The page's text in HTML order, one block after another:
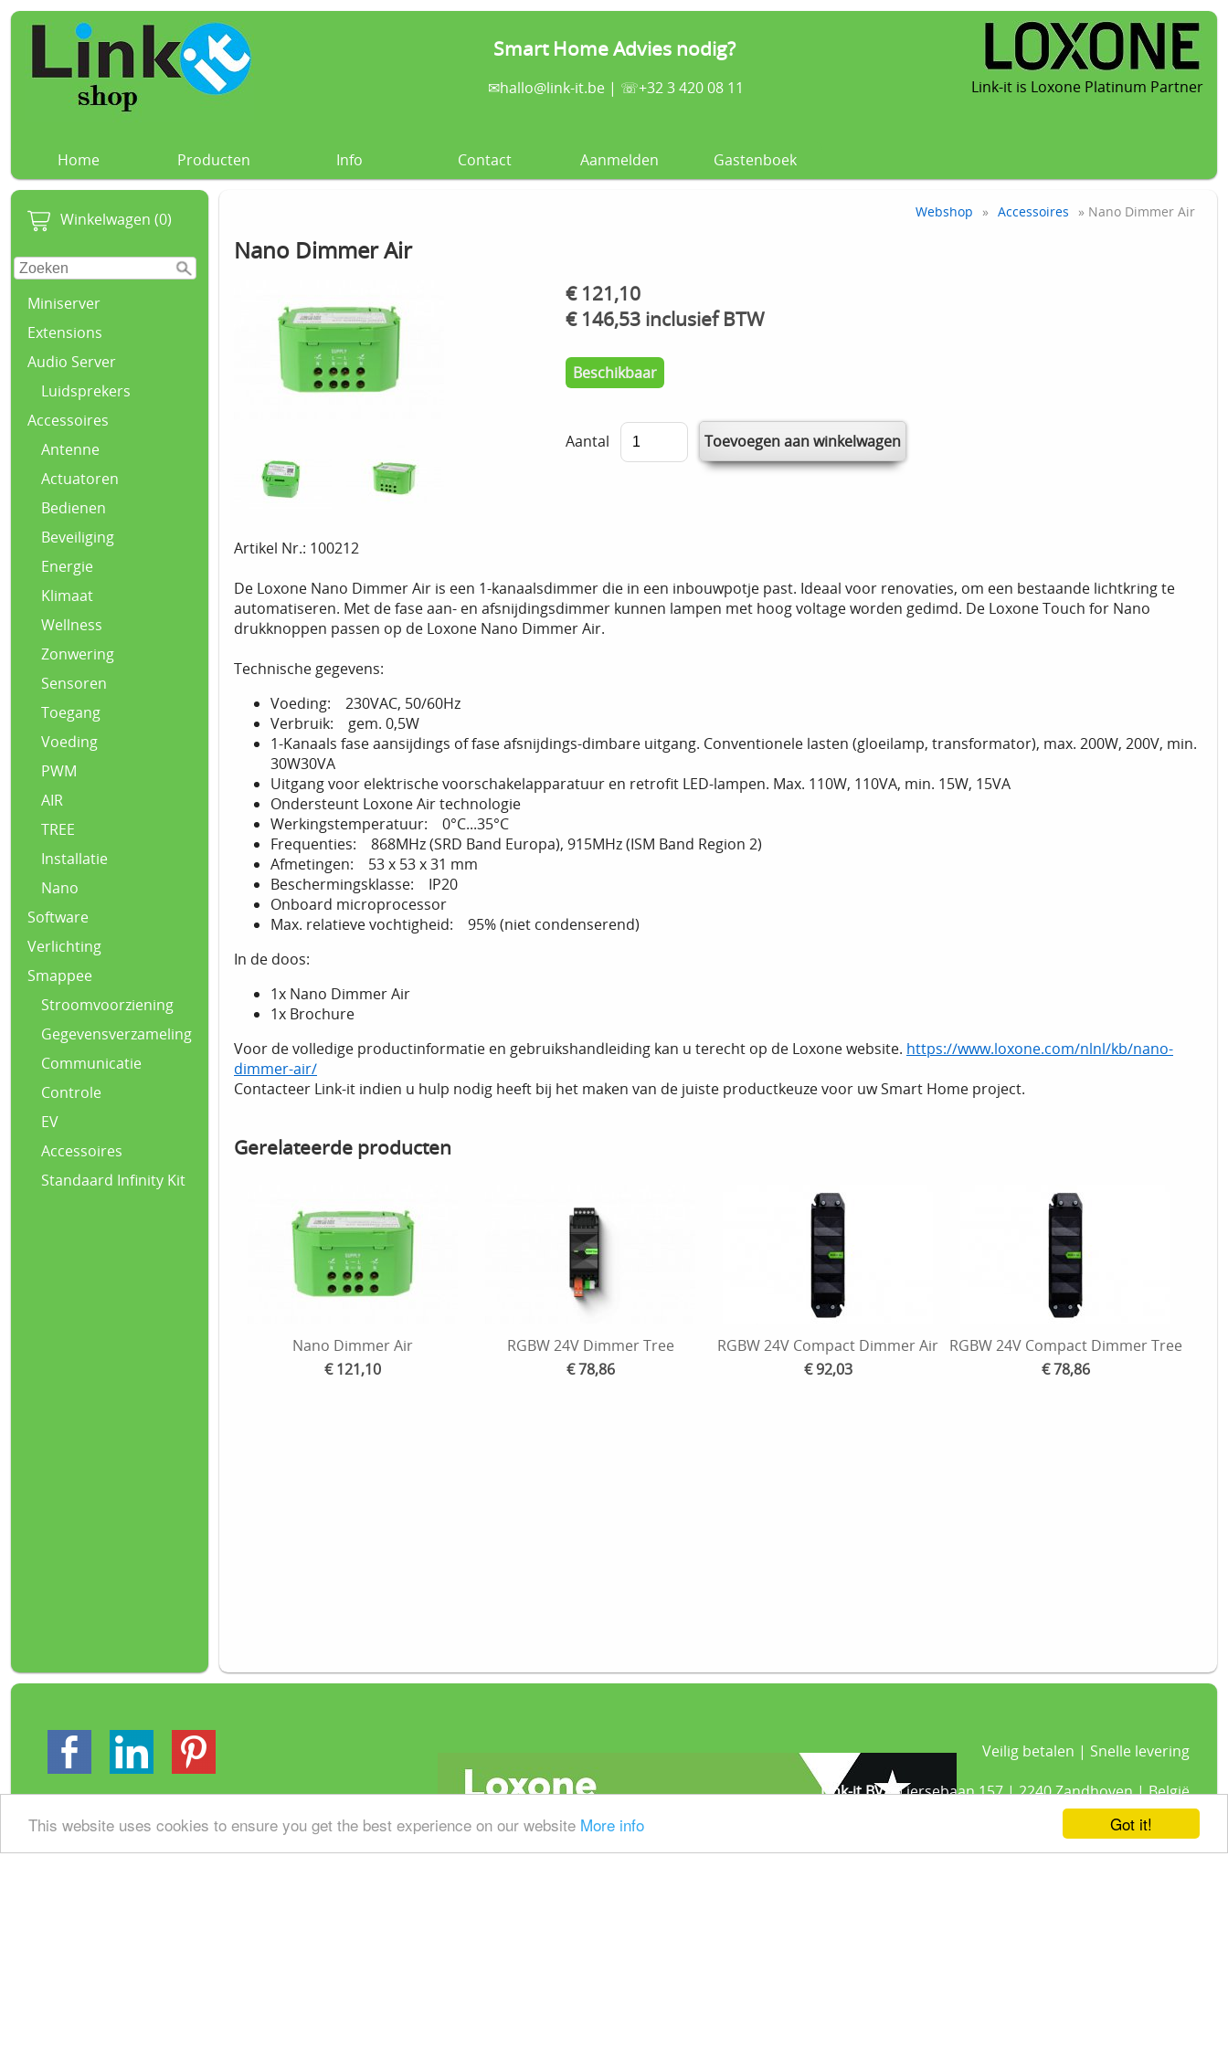
Got it!
This website uses cookies to ensure you get the best experience on our website More info
Smart Home Advies nodig?
✉hallo@link-it.be | ☏+32 3 420 08 11 Link-it is Loxone Platinum Partner
Home Producten Info Contact Aanmelden Gastenboek
Winkelwagen (0)
Miniserver
Extensions
Audio Server
Luidsprekers
Accessoires
Antenne
Actuatoren
Bedienen
Beveiliging
Energie
Klimaat
Wellness
Zonwering
Sensoren
Toegang
Voeding
PWM
AIR
TREE
Installatie
Nano
Software
Verlichting
Smappee
Stroomvoorziening
Gegevensverzameling
Communicatie
Controle
EV
Accessoires
Standaard Infinity Kit
Webshop » Accessoires » Nano Dimmer Air
Nano Dimmer Air
€ 121,10
€ 146,53 inclusief BTW
Beschikbaar
Aantal
Artikel Nr.: 100212
De Loxone Nano Dimmer Air is een 1-kanaalsdimmer die in een inbouwpotje past. Ideaal voor renovaties, om een bestaande lichtkring te
automatiseren. Met de fase aan- en afsnijdingsdimmer kunnen lampen met hoog voltage worden gedimd. De Loxone Touch for Nano
drukknoppen passen op de Loxone Nano Dimmer Air.
Technische gegevens:
Voeding: 230VAC, 50/60Hz
Verbruik: gem. 0,5W
1-Kanaals fase aansijdings of fase afsnijdings-dimbare uitgang. Conventionele lasten (gloeilamp, transformator), max. 200W, 200V, min.
30W30VA
Uitgang voor elektrische voorschakelapparatuur en retrofit LED-lampen. Max. 110W, 110VA, min. 15W, 15VA
Ondersteunt Loxone Air technologie
Werkingstemperatuur: 0°C...35°C
Frequenties: 868MHz (SRD Band Europa), 915MHz (ISM Band Region 2)
Afmetingen: 53 x 53 x 31 mm
Beschermingsklasse: IP20
Onboard microprocessor
Max. relatieve vochtigheid: 95% (niet condenserend)
In de doos:
1x Nano Dimmer Air
1x Brochure
Voor de volledige productinformatie en gebruikshandleiding kan u terecht op de Loxone website. https://www.loxone.com/nlnl/kb/nano-
dimmer-air/
Contacteer Link-it indien u hulp nodig heeft bij het maken van de juiste productkeuze voor uw Smart Home project.
Gerelateerde producten
Nano Dimmer Air
€ 121,10
RGBW 24V Dimmer Tree
€ 78,86
RGBW 24V Compact Dimmer Air
€ 92,03
RGBW 24V Compact Dimmer Tree
€ 78,86
Veilig betalen | Snelle levering
Link-it BV| Liersebaan 157 | 2240 Zandhoven | België
+32 3 420 08 11 | ✉hallo@link-it.be
BTW: BE0648821122 | Fortis BE47 0017 8143 2480